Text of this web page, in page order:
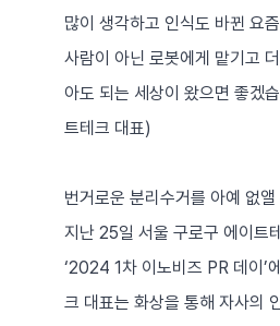
많이 생각하고 인식도 바뀐 요
사람이 아닌 로봇에게 맡기고
아도 되는 세상이 왔으면 좋겠
트테크 대표)
번거로운 분리수거를 아예 없
지난 25일 서울 구로구 에이트
‘2024 1차 이노비즈 PR 데이’
크 대표는 화상을 통해 자사의